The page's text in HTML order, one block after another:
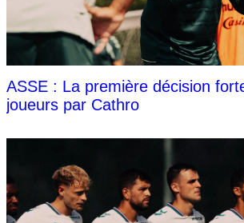
ASSE : La première décision
joueurs par Cathro